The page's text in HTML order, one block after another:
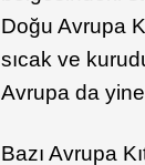
Doğu Avrupa
sıcak ve
Avrupa da
Bazı Avrupa